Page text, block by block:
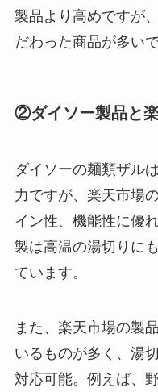
製品より高めですが
だわった商品が多いで
②ダイソー製品と
ダイソーの麺類ザル
力ですが、楽天市場
イン性、機能性に優
製は高温の湯切りに
ています。
また、楽天市場の製
いるものが多く、湯
対応可能。例えば、